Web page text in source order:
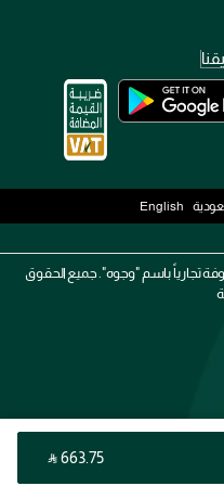
‎ ⃁ ⁦663.75⁩ ‎
English
تجارياً باسم "وجوه". جميع الحقوق